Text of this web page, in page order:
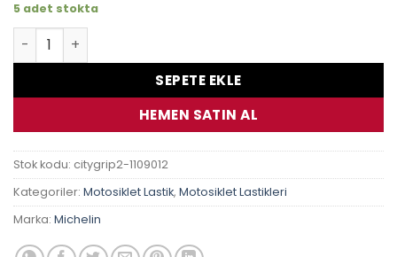
5 adet stokta
110/90-12 64S Michelin City Grip 2 Lastik adet
SEPETE EKLE
HEMEN SATIN AL
Stok kodu: citygrip2-1109012
Kategoriler: Motosiklet Lastik, Motosiklet Lastikleri
Marka: Michelin